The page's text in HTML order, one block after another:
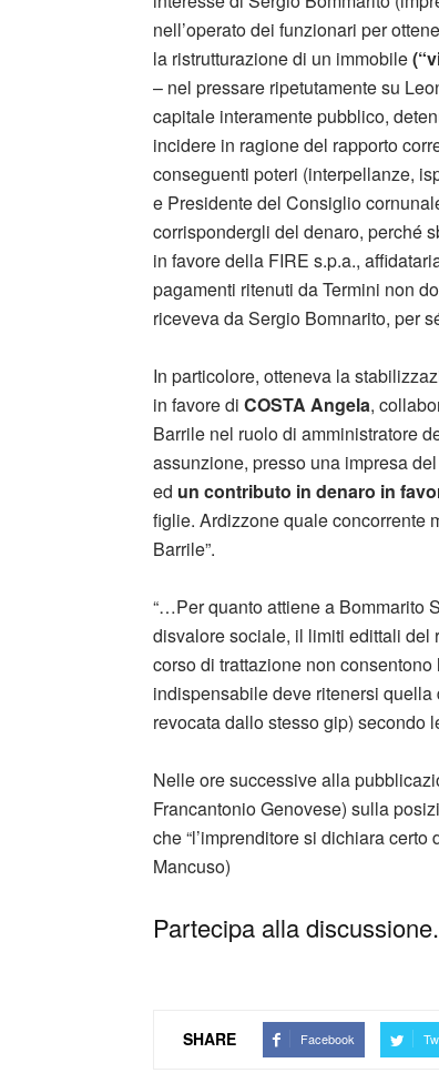
nell’operato dei funzionari per
la ristrutturazione di un immobile
– nel pressare ripetutamente su
capitale interamente pubblico,
incidere in ragione del rapporto
conseguenti poteri (interpellanze,
e Presidente del Consiglio
corrispondergli del denaro, perché
in favore della FIRE s.p.a.,
pagamenti ritenuti da Termini non
riceveva da Sergio Bomnarito, per
In particolore, otteneva la
in favore di COSTA Angela,
Barrile nel ruolo di amministratore
assunzione, presso una impresa
ed un contributo in denaro in
figlie. Ardizzone quale concorrente
Barrile”.
“…Per quanto attiene a Bommarito
disvalore sociale, il limiti edittali del
corso di trattazione non
indispensabile deve ritenersi
revocata dallo stesso gip) secondo
Nelle ore successive alla
Francantonio Genovese) sulla
che“l’imprenditore si dichiara
Mancuso)
Partecipa alla
SHARE Facebook